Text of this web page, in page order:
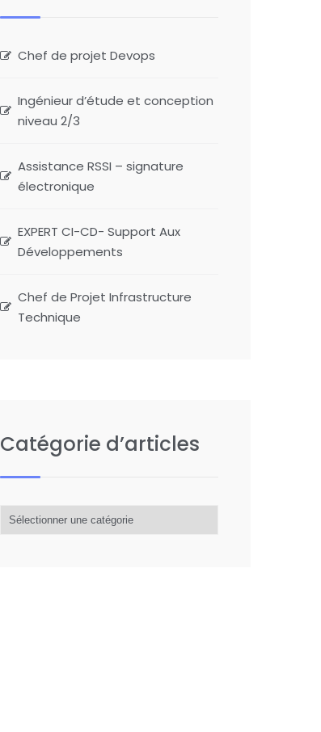
Chef de projet Devops
Ingénieur d’étude et conception
niveau 2/3
Assistance RSSI – signature
électronique
EXPERT CI-CD- Support Aux
Développements
Chef de Projet Infrastructure
Technique
Catégorie d’articles
d’articles